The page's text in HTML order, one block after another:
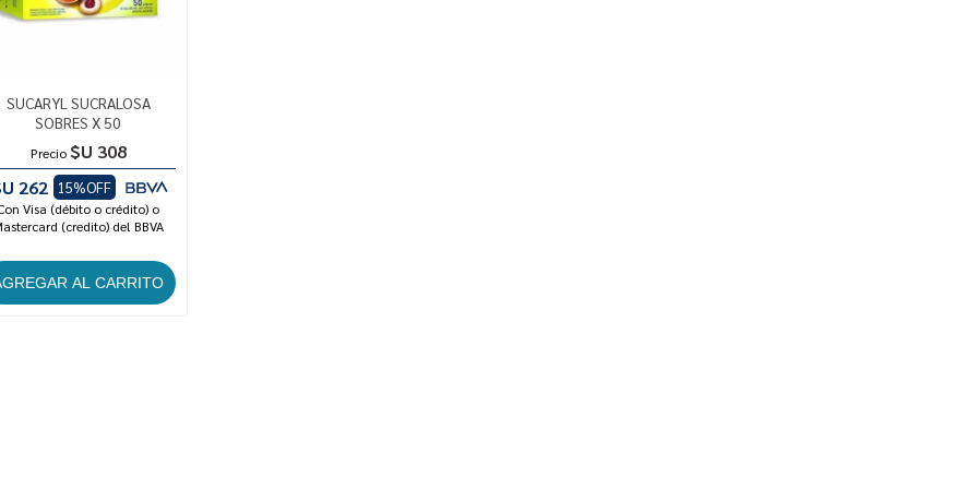
SUCARYL SUCRALOSA
SOBRES X 50
Precio $U 308
262
15%OFF
Visa (débito o crédito) o
(credito) del BBVA